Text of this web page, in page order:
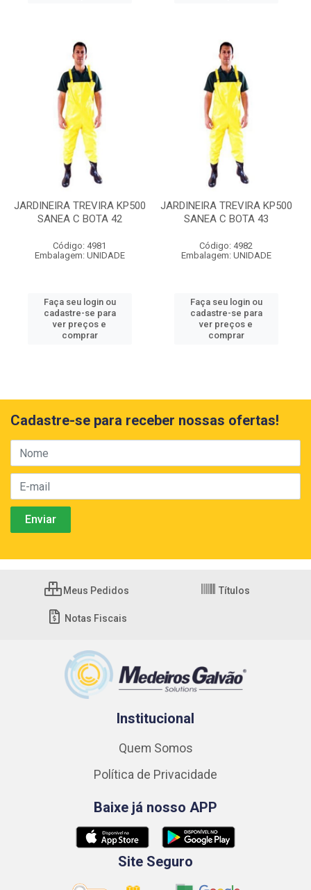
JARDINEIRA TREVIRA KP500
SANEA C BOTA 42
Código: 4981
Embalagem: UNIDADE
Faça seu login ou
cadastre-se para
ver preços e
comprar
JARDINEIRA TREVIRA KP500
SANEA C BOTA 43
Código: 4982
Embalagem: UNIDADE
Faça seu login ou
cadastre-se para
ver preços e
comprar
Cadastre-se para receber nossas ofertas!
Meus Pedidos Títulos
Notas Fiscais
Institucional
Quem Somos
Política de Privacidade
Baixe já nosso APP
Site Seguro